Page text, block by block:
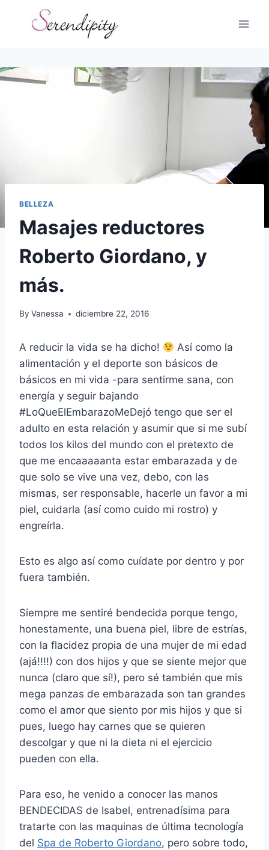
BELLEZA
Masajes reductores
Roberto Giordano, y
más.
By Vanessa diciembre 22, 2016
A reducir la vida se ha dicho!
Así como la
alimentación y el deporte son básicos de
básicos en mi vida -para sentirme sana, con
energía y seguir bajando
#LoQueElEmbarazoMeDejó tengo que ser el
adulto en esta relación y asumir que si me subí
todos los kilos del mundo con el pretexto de
que me encaaaaanta estar embarazada y de
que solo se vive una vez, debo, con las
mismas, ser responsable, hacerle un favor a mi
piel, cuidarla (así como cuido mi rostro) y
engreírla.
Esto es algo así como cuídate por dentro y por
fuera también.
Siempre me sentiré bendecida porque tengo,
honestamente, una buena piel, libre de estrías,
con la flacidez propia de una mujer de mi edad
(ajá!!!!) con dos hijos y que se siente mejor que
nunca (claro que sí!), pero sé también que mis
mega panzas de embarazada son tan grandes
como el amor que siento por mis hijos y que si
pues, luego hay carnes que se quieren
descolgar y que ni la dieta ni el ejercicio
pueden con ella.
Para eso, he venido a conocer las manos
BENDECIDAS de Isabel, entrenadísima para
tratarte con las maquinas de última tecnología
del Spa de Roberto Giordano, pero sobre todo,